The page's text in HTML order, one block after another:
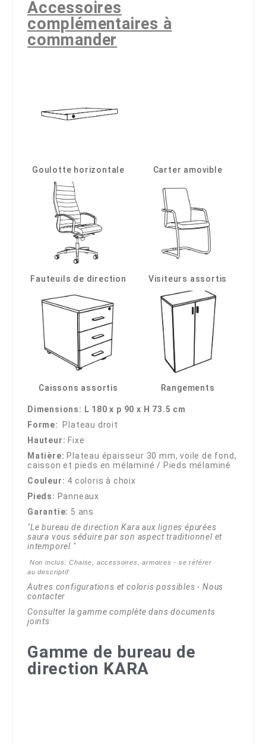
Accessoires
complémentaires à
commander
Goulotte horizontale Carter amovible
Fauteuils de direction Visiteurs assortis
Caissons assortis Rangements
Dimensions: L 180 x p 90 x H 73.5 cm
Forme:
Plateau droit
Hauteur: Fixe
Matière: Plateau épaisseur 30 mm, voile de fond,
caisson et pieds en mélaminé / Pieds mélaminé
Couleur: 4 coloris à choix
Pieds: Panneaux
Garantie: 5 ans
"Le bureau de direction Kara aux lignes épurées
saura vous séduire par son aspect traditionnel et
intemporel "
Non inclus:Chaise, accessoires, armoires - se référer
audescriptif
Autres configurations et coloris possibles - Nous
contacter
Consulter la gamme complète dans documents
joints
Gamme de bureau de
direction KARA